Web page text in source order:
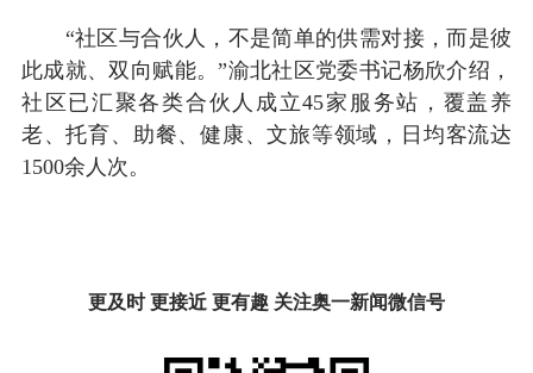
“社区与合伙人，不是简单的供需对接，而是彼
此成就、双向赋能。”渝北社区党委书记杨欣介绍，
社区已汇聚各类合伙人成立45家服务站，覆盖养
老、托育、助餐、健康、文旅等领域，日均客流达
1500余人次。
更及时 更接近 更有趣 关注奥一新闻微信号